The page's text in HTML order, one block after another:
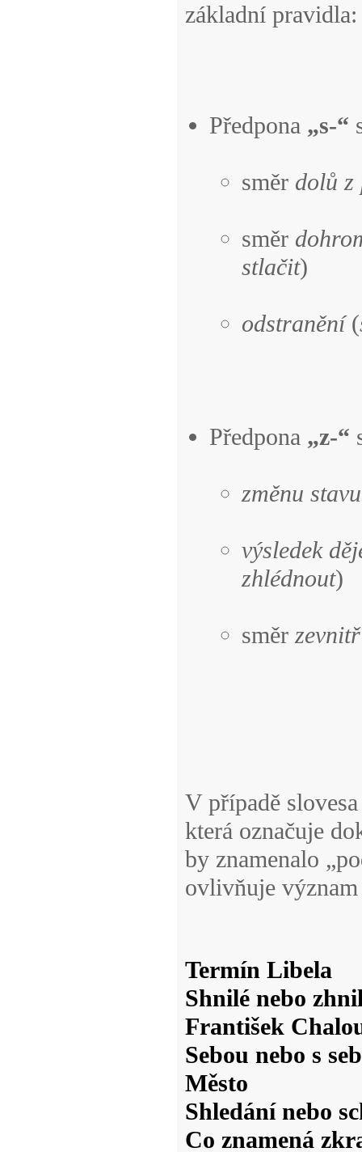
základní pravidla:
Předpona „s-“
směr dolů z
směr
stlačit)
odstranění(
Předpona „z-“
změnu stavu
výsledek
zhlédnout)
směr
V případě
která označuje
by znamenalo
ovlivňuje
Termín Libela
Shnilé nebo
František
Sebou nebo s
Město
Shledání nebo
Co znamená